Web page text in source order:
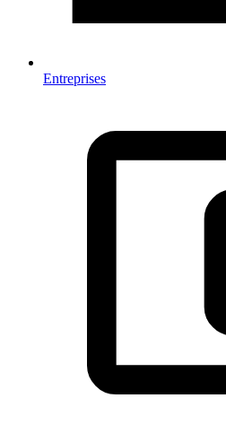
Entreprises